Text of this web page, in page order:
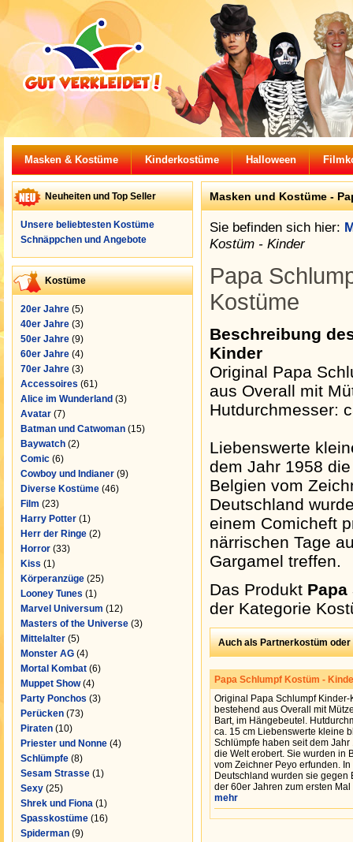
Masken & Kostüme Kinderkostüme Halloween
Neuheiten und Top Seller
Unsere beliebtesten Kostüme
Schnäppchen und Angebote
Kostüme
20er Jahre (5)
40er Jahre (3)
50er Jahre (9)
60er Jahre (4)
70er Jahre (3)
Accessoires (61)
Alice im Wunderland (3)
Avatar (7)
Batman und Catwoman (15)
Baywatch (2)
Comic (6)
Cowboy und Indianer (9)
Diverse Kostüme (46)
Film (23)
Harry Potter (1)
Herr der Ringe (2)
Horror (33)
Kiss (1)
Körperanzüge (25)
Looney Tunes (1)
Marvel Universum (12)
Masters of the Universe (3)
Mittelalter (5)
Monster AG (4)
Mortal Kombat (6)
Muppet Show(4)
Party Ponchos (3)
Perücken (73)
Piraten (10)
Priester und Nonne (4)
Schlümpfe (8)
Sesam Strasse (1)
Sexy (25)
Shrek und Fiona (1)
Spasskostüme (16)
Spiderman (9)
Masken und Kostüme -
Sie befinden sich hier:
Kostüm - Kinder
Papa
Kostüme
Beschreibung
Kinder
Original Papa
aus Overall mit
Hutdurchmesser:
Liebenswerte
dem Jahr 1958
Belgien vom
Deutschland
einem Comicheft
närrischen Tage
Gargamel treffen.
Das Produkt
der Kategorie
Auch als Partnerkostüm
Papa Schlumpf Kostüm -
Original Papa Schlumpf Kinder-
bestehend aus Overall mit
Bart, im Hängebeutel.
ca. 15 cm Liebenswerte kleine
Schlümpfe haben seit dem Jahr
die Welt erobert. Sie wurden in
vom Zeichner Peyo erfunden. In
Deutschland wurden sie gegen
der 60er Jahren zum ersten
mehr